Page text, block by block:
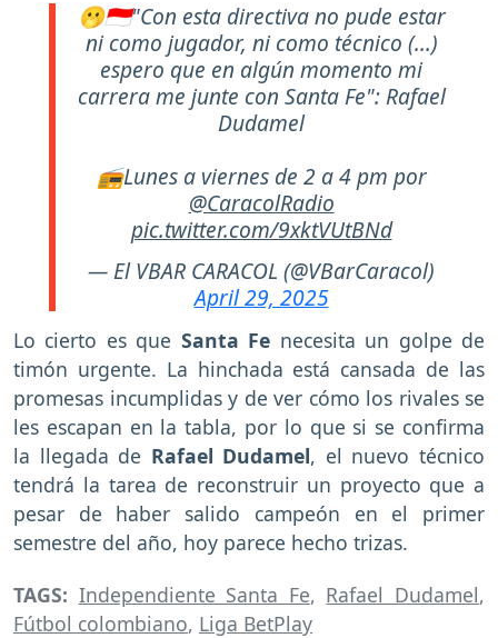
🫢🇮🇩"Con esta directiva no pude estar
ni como jugador, ni como técnico (...)
espero que en algún momento mi
carrera me junte con Santa Fe": Rafael
Dudamel
📻Lunes a viernes de 2 a 4 pm por
@CaracolRadio
pic.twitter.com/9xktVUtBNd
— El VBAR CARACOL (@VBarCaracol)
April 29, 2025
Lo cierto es que Santa Fe necesita un golpe de
timón urgente. La hinchada está cansada de las
promesas incumplidas y de ver cómo los rivales se
les escapan en la tabla, por lo que si se confirma
la llegada de Rafael Dudamel, el nuevo técnico
tendrá la tarea de reconstruir un proyecto que a
pesar de haber salido campeón en el primer
semestre del año, hoy parece hecho trizas.
TAGS: Independiente Santa Fe, Rafael Dudamel,
Fútbol colombiano, Liga BetPlay